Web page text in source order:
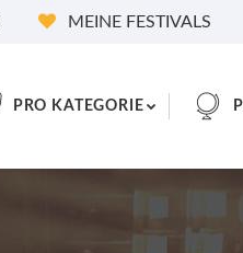
MEINE FESTIVALS
PRO KATEGORIE